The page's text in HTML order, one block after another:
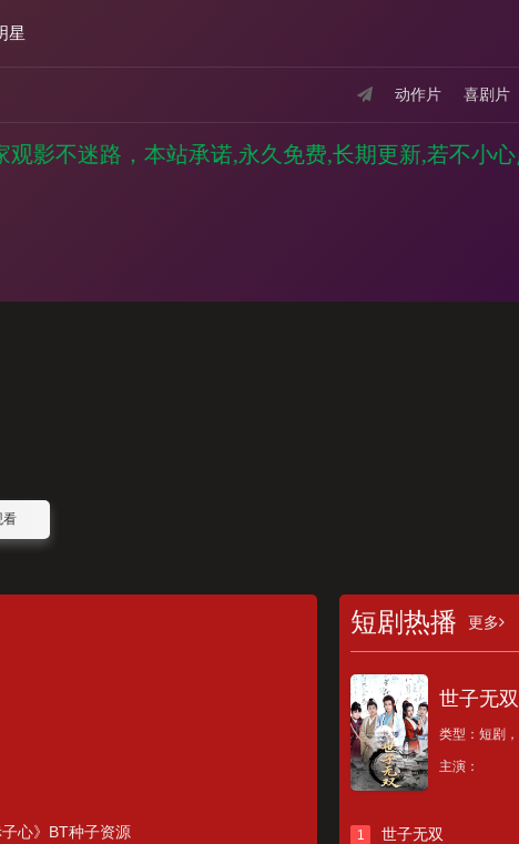
星
动作片 喜剧片
路，本站承诺,永久免费,长期更新,若不小心点到
看
心》BT种子资源
短剧热播 更多
世子无双
类型： 短剧，
主演：
1 世子无双